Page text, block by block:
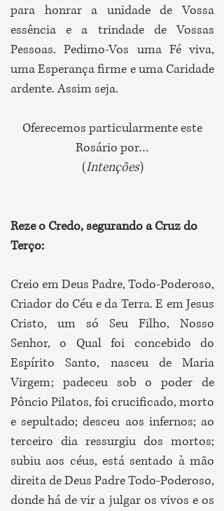
para honrar a unidade de Vossa
essência e a trindade de Vossas
Pessoas. Pedimo-Vos uma Fé viva,
uma Esperança firme e uma Caridade
ardente. Assim seja.
Oferecemos particularmente este
Rosário por…
(Intenções)
Reze o Credo, segurando a Cruz do
Terço:
Creio em Deus Padre, Todo-Poderoso,
Criador do Céu e da Terra. E em Jesus
Cristo, um só Seu Filho, Nosso
Senhor, o Qual foi concebido do
Espírito Santo, nasceu de Maria
Virgem; padeceu sob o poder de
Pôncio Pilatos, foi crucificado, morto
e sepultado; desceu aos infernos; ao
terceiro dia ressurgiu dos mortos;
subiu aos céus, está sentado à mão
direita de Deus Padre Todo-Poderoso,
donde há de vir a julgar os vivos e os